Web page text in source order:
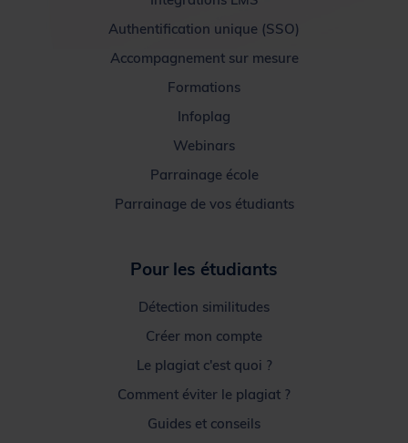
Authentification unique (SSO)
Accompagnement sur mesure
Formations
Infoplag
Webinars
Parrainage école
Parrainage de vos étudiants
Pour les étudiants
Détection similitudes
Créer mon compte
Le plagiat c'est quoi ?
Comment éviter le plagiat ?
Guides et conseils